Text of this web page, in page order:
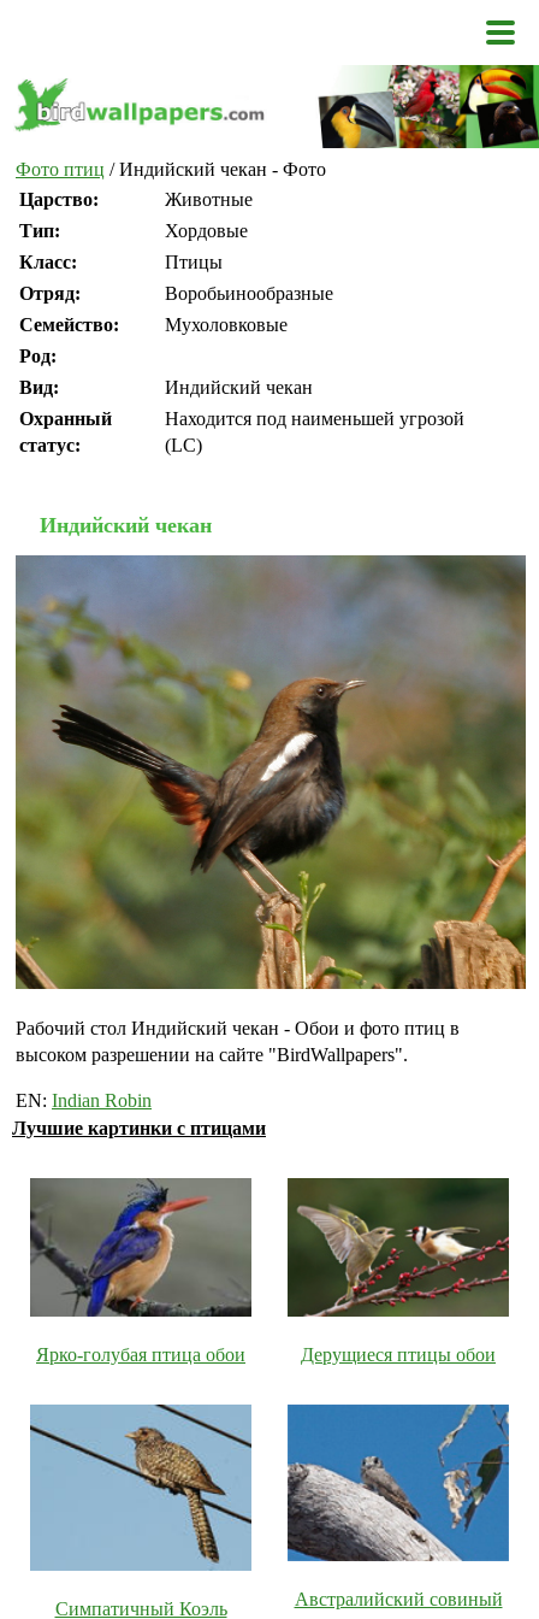
Фото птиц / Индийский чекан - Фото
Царство:
Животные
Тип:
Хордовые
Класс:
Птицы
Отряд:
Воробьинообразные
Семейство:
Мухоловковые
Род:
Вид:
Индийский чекан
Охранный
статус:
Находится под наименьшей угрозой
(LC)
Индийский чекан
Рабочий стол Индийский чекан - Обои и фото птиц в
высоком разрешении на сайте "BirdWallpapers".
EN: Indian Robin
Лучшие картинки с птицами
Ярко-голубая птица обои Дерущиеся птицы обои
Симпатичный Коэль
Австралийский совиный